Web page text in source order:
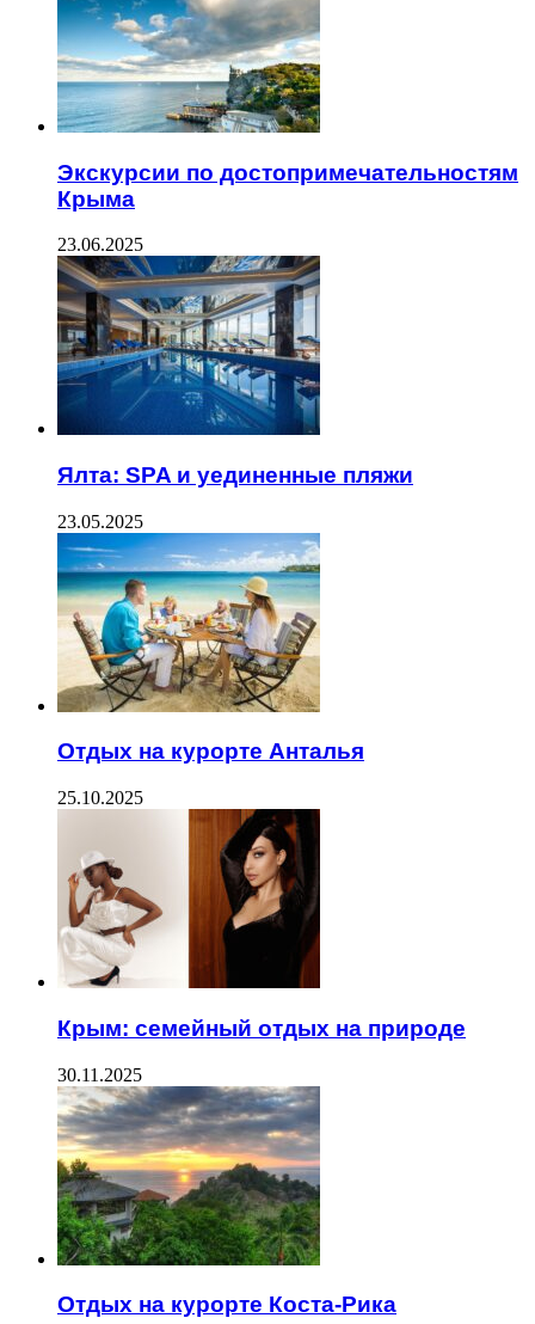
Экскурсии по достопримечательностям
Крыма
23.06.2025
Ялта: SPA и уединенные пляжи
23.05.2025
Отдых на курорте Анталья
25.10.2025
Крым: семейный отдых на природе
30.11.2025
Отдых на курорте Коста-Рика